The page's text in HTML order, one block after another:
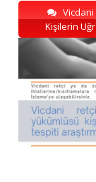
Kişilerin